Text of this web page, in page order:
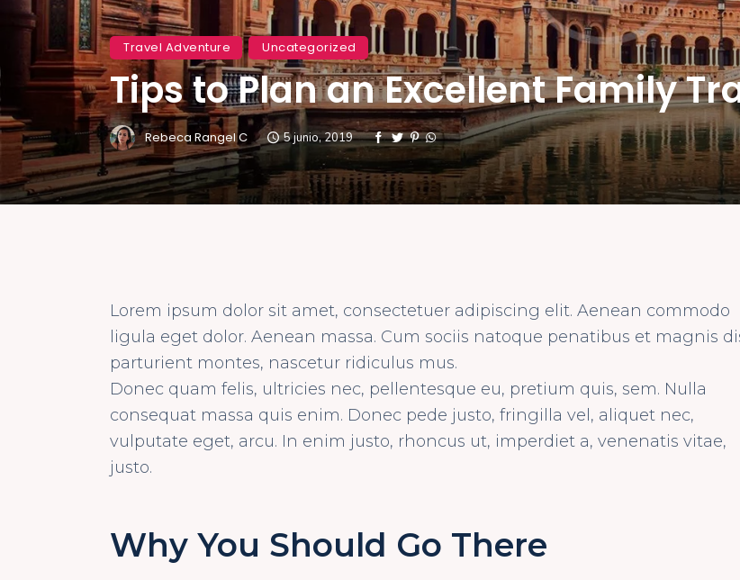
Travel Adventure Uncategorized
Tips to Plan an Excellent Family
Rebeca Rangel C 5 junio, 2019
Lorem ipsum dolor sit amet, consectetuer adipiscing elit. Aenean commodo
ligula eget dolor. Aenean massa. Cum sociis natoque penatibus et magnis
parturient montes, nascetur ridiculus mus.
Donec quam felis, ultricies nec, pellentesque eu, pretium quis, sem. Nulla
consequat massa quis enim. Donec pede justo, fringilla vel, aliquet nec,
vulputate eget, arcu. In enim justo, rhoncus ut, imperdiet a, venenatis vitae,
justo.
Why You Should Go There